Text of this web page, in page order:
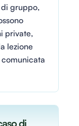
gruppo,
private,
lezione
di